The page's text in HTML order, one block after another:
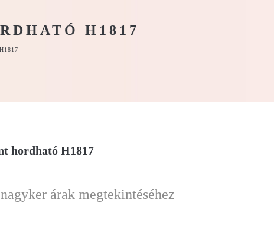
H1817
hordható H1817
árak megtekintéséhez